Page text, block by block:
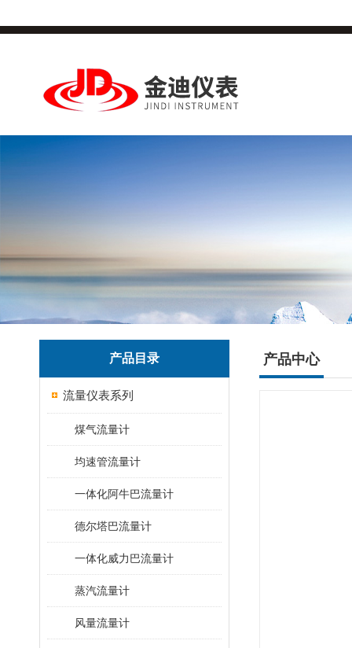
产品目录
流量仪表系列
煤气流量计
均速管流量计
一体化阿牛巴流量计
德尔塔巴流量计
一体化威力巴流量计
蒸汽流量计
风量流量计
产品中心